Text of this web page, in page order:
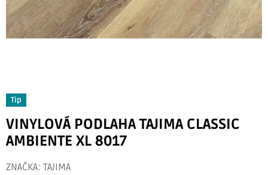
ZNAČKA: TAJIMA
Tip
VINYLOVÁ PODLAHA TAJIMA CLASSIC
AMBIENTE XL 8017